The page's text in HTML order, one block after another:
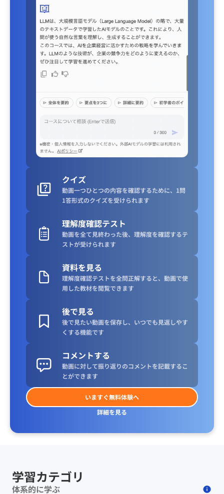
クイズ
動画一つひとつの内容を確認するために、1問
1答形式のクイズを受けられます
理解度確認テスト
動画を全て見終わった後、理解度を確認するテ
ストが受けられます
資料を見る
理解度確認テストを全問正解すると、動画で使
用した教材を閲覧できます
後で見る
後で見たい動画を保存し、いつでも見返しやす
くする機能です
コメントする
動画に対して振り返りのコメントを記載するこ
とができます
いますぐ無料体験へ
詳細を見る
学習カテゴリ
体系的に学ぶ